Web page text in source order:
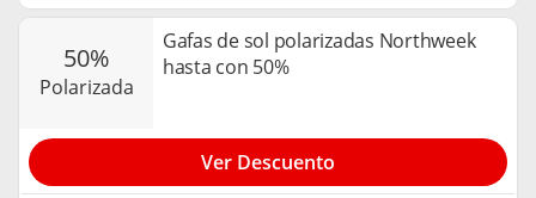
50%
polarizada
Gafas de sol polarizadas Northweek
hasta con 50%
Ver Descuento